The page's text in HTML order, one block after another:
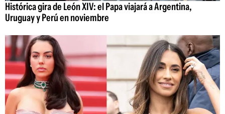
Histórica gira de León XIV: el Papa viajará a Argentina,
Uruguay y Perú en noviembre